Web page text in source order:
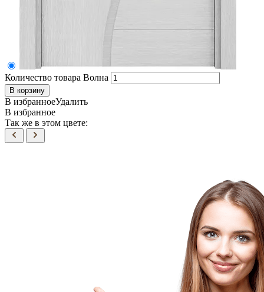
Количество товара Волна
В корзину
В избранноеУдалить
В избранное
Так же в этом цвете: